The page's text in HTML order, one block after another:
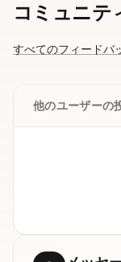
コミュニテ
すべてのフィードバ
他のユーザーの